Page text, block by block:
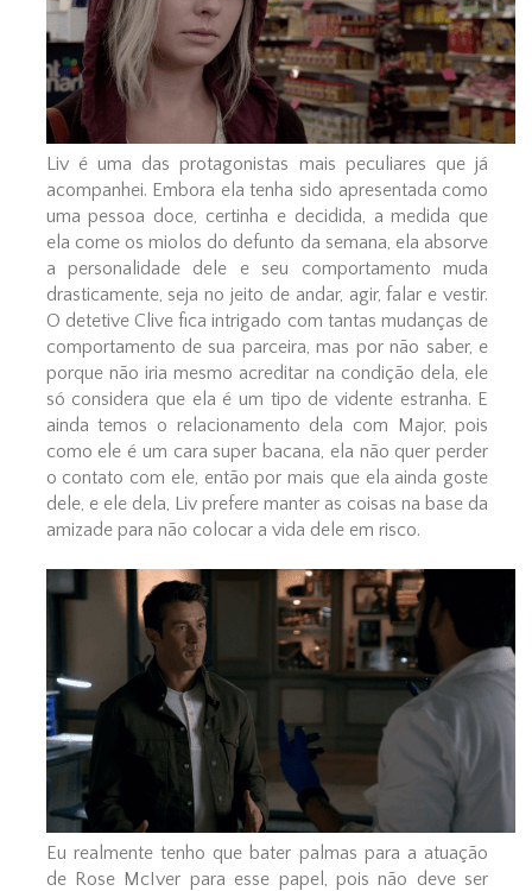
Liv é uma das protagonistas mais peculiares que já
acompanhei. Embora ela tenha sido apresentada como
uma pessoa doce, certinha e decidida, a medida que
ela come os miolos do defunto da semana, ela absorve
a personalidade dele e seu comportamento muda
drasticamente, seja no jeito de andar, agir, falar e vestir.
O detetive Clive fica intrigado com tantas mudanças de
comportamento de sua parceira, mas por não saber, e
porque não iria mesmo acreditar na condição dela, ele
só considera que ela é um tipo de vidente estranha. E
ainda temos o relacionamento dela com Major, pois
como ele é um cara super bacana, ela não quer perder
o contato com ele, então por mais que ela ainda goste
dele, e ele dela, Liv prefere manter as coisas na base da
amizade para não colocar a vida dele em risco.
Eu realmente tenho que bater palmas para a atuação
de Rose McIver para esse papel, pois não deve ser